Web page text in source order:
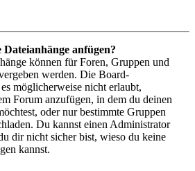
anfügen?
können für Foren, Gruppen und
werden. Die Board-
möglicherweise nicht erlaubt,
Forum anzufügen, in dem du deinen
oder nur bestimmte Gruppen
Du kannst einen Administrator
dir nicht sicher bist, wieso du keine
kannst.